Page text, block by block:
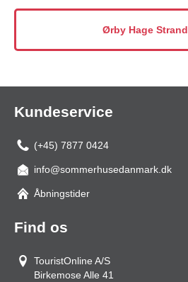
Ørby Hage Strand
Kundeservice
(+45) 7877 0424
info@sommerhusedanmark.dk
Åbningstider
Find os
TouristOnline A/S
Birkemose Alle 41